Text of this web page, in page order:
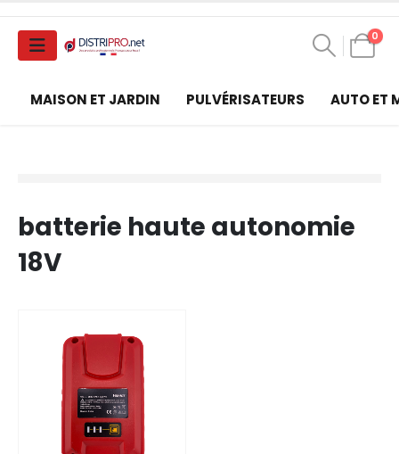
0
MAISON ET JARDIN PULVÉRISATEURS AUTO ET
batterie haute autonomie
18V